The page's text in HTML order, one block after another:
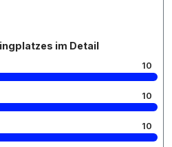
im Detail
10
10
10